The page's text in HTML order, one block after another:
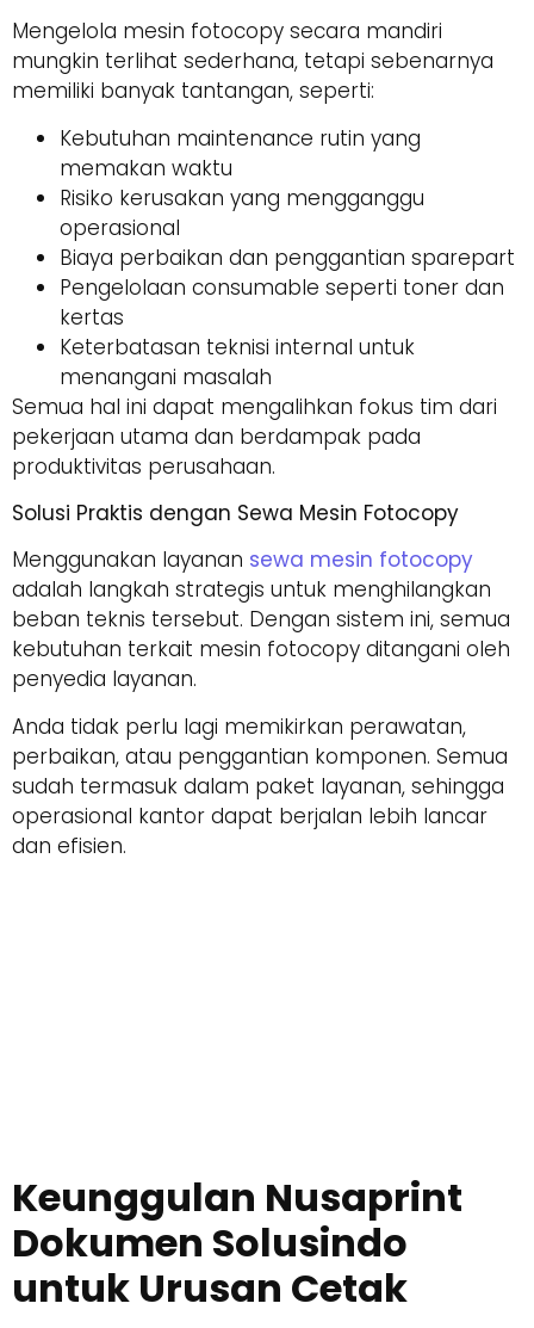
Mengelola mesin fotocopy secara mandiri
mungkin terlihat sederhana, tetapi sebenarnya
memiliki banyak tantangan, seperti:
Kebutuhan maintenance rutin yang
memakan waktu
Risiko kerusakan yang mengganggu
operasional
Biaya perbaikan dan penggantian sparepart
Pengelolaan consumable seperti toner dan
kertas
Keterbatasan teknisi internal untuk
menangani masalah
Semua hal ini dapat mengalihkan fokus tim dari
pekerjaan utama dan berdampak pada
produktivitas perusahaan.
Solusi Praktis dengan Sewa Mesin Fotocopy
Menggunakan layanan sewa mesin fotocopy
adalah langkah strategis untuk menghilangkan
beban teknis tersebut. Dengan sistem ini, semua
kebutuhan terkait mesin fotocopy ditangani oleh
penyedia layanan.
Anda tidak perlu lagi memikirkan perawatan,
perbaikan, atau penggantian komponen. Semua
sudah termasuk dalam paket layanan, sehingga
operasional kantor dapat berjalan lebih lancar
dan efisien.
Keunggulan Nusaprint
Dokumen Solusindo
untuk Urusan Cetak